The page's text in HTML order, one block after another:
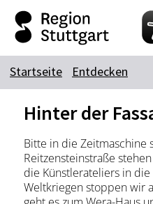
Suchbegriff
Das könnte Sie
Stadtführungen
Startseite Entdecken
Hinter der
Bitte in die Zeitmaschine
Reitzensteinstraße
die Künstlerateliers in
Weltkriegen stoppen wir